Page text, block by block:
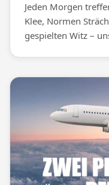
Jeden Morgen
Klee, Normen
gespielten Witz –